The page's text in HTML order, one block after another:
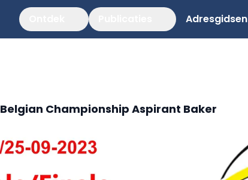
Adresgidsen
Championship Aspirant Baker